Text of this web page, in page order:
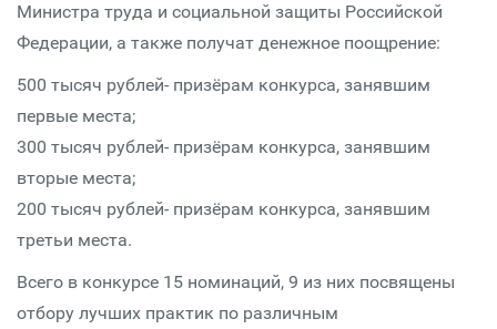
Министра труда и социальной защиты Российской
Федерации, а также получат денежное поощрение:
500 тысяч рублей- призёрам конкурса, занявшим
первые места;
300 тысяч рублей- призёрам конкурса, занявшим
вторые места;
200 тысяч рублей- призёрам конкурса, занявшим
третьи места.
Всего в конкурсе 15 номинаций, 9 из них посвящены
отбору лучших практик по различным